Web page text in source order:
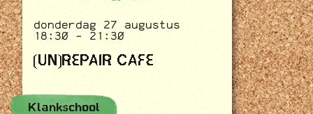
donderdag 27 augustus
18:30 - 21:30
(UN)REPAIR CAFE
Klankschool